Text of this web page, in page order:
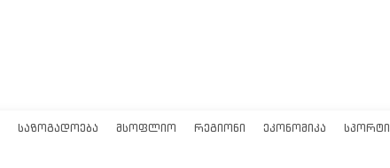
ᲡᲐᲖᲝᲒᲐᲓᲝᲔᲑᲐ ᲛᲡᲝᲤᲚᲘᲝ ᲠᲔᲒᲘᲝᲜᲘ ᲔᲙᲝᲜᲝᲛᲘᲙᲐ ᲡᲞᲝᲠᲢᲘ